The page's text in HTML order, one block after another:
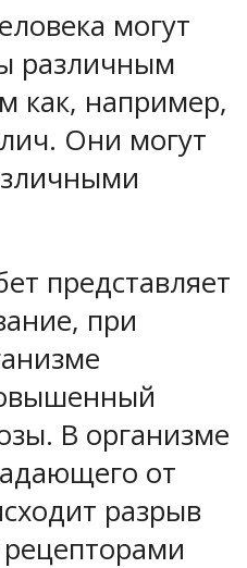
могут
различным
как, например,
Они могут
представляет
при
В организме
от
разрыв